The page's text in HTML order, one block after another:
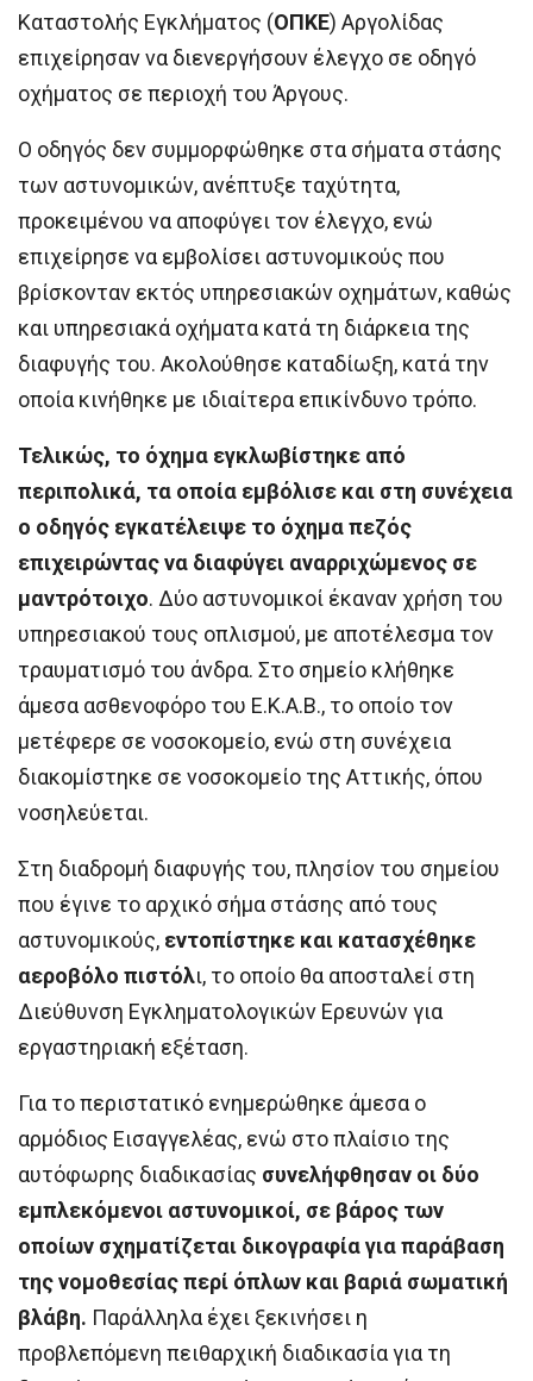
Καταστολής Εγκλήματος (ΟΠΚΕ) Αργολίδας
επιχείρησαν να διενεργήσουν έλεγχο σε οδηγό
οχήματος σε περιοχή του Άργους.
Ο οδηγός δεν συμμορφώθηκε στα σήματα στάσης
των αστυνομικών, ανέπτυξε ταχύτητα,
προκειμένου να αποφύγει τον έλεγχο, ενώ
επιχείρησε να εμβολίσει αστυνομικούς που
βρίσκονταν εκτός υπηρεσιακών οχημάτων, καθώς
και υπηρεσιακά οχήματα κατά τη διάρκεια της
διαφυγής του. Ακολούθησε καταδίωξη, κατά την
οποία κινήθηκε με ιδιαίτερα επικίνδυνο τρόπο.
Τελικώς, το όχημα εγκλωβίστηκε από
περιπολικά, τα οποία εμβόλισε και στη συνέχεια
ο οδηγός εγκατέλειψε το όχημα πεζός
επιχειρώντας να διαφύγει αναρριχώμενος σε
μαντρότοιχο. Δύο αστυνομικοί έκαναν χρήση του
υπηρεσιακού τους οπλισμού, με αποτέλεσμα τον
τραυματισμό του άνδρα. Στο σημείο κλήθηκε
άμεσα ασθενοφόρο του Ε.Κ.Α.Β., το οποίο τον
μετέφερε σε νοσοκομείο, ενώ στη συνέχεια
διακομίστηκε σε νοσοκομείο της Αττικής, όπου
νοσηλεύεται.
Στη διαδρομή διαφυγής του, πλησίον του σημείου
που έγινε το αρχικό σήμα στάσης από τους
αστυνομικούς, εντοπίστηκε και κατασχέθηκε
αεροβόλο πιστόλι, το οποίο θα αποσταλεί στη
Διεύθυνση Εγκληματολογικών Ερευνών για
εργαστηριακή εξέταση.
Για το περιστατικό ενημερώθηκε άμεσα ο
αρμόδιος Εισαγγελέας, ενώ στο πλαίσιο της
αυτόφωρης διαδικασίας συνελήφθησαν οι δύο
εμπλεκόμενοι αστυνομικοί, σε βάρος των
οποίων σχηματίζεται δικογραφία για παράβαση
της νομοθεσίας περί όπλων και βαριά σωματική
βλάβη. Παράλληλα έχει ξεκινήσει η
προβλεπόμενη πειθαρχική διαδικασία για τη